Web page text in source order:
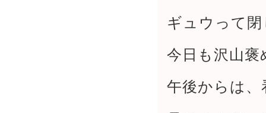
ギュウって
今日も沢山
午後からは、